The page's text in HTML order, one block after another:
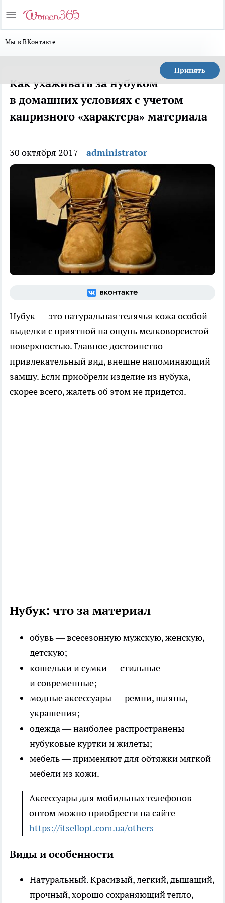
Мы в ВКонтакте
Принять
Как ухаживать за нубуком
в домашних условиях с учетом
капризного «характера» материала
30 октября 2017 administrator
Нубук — это натуральная телячья кожа особой
выделки с приятной на ощупь мелковорсистой
поверхностью. Главное достоинство —
привлекательный вид, внешне напоминающий
замшу. Если приобрели изделие из нубука,
скорее всего, жалеть об этом не придется.
Нубук: что за материал
обувь— всесезонную мужскую, женскую,
детскую;
кошельки и сумки— стильные
и современные;
модные аксессуары— ремни, шляпы,
украшения;
одежда— наиболее распространены
нубуковые куртки и жилеты;
мебель— применяют для обтяжки мягкой
мебели из кожи.
Аксессуары для мобильных телефонов
оптом можно приобрести на сайте
https://itsellopt.com.ua/others
Виды и особенности
Натуральный.Красивый, легкий, дышащий,
прочный, хорошо сохраняющий тепло,